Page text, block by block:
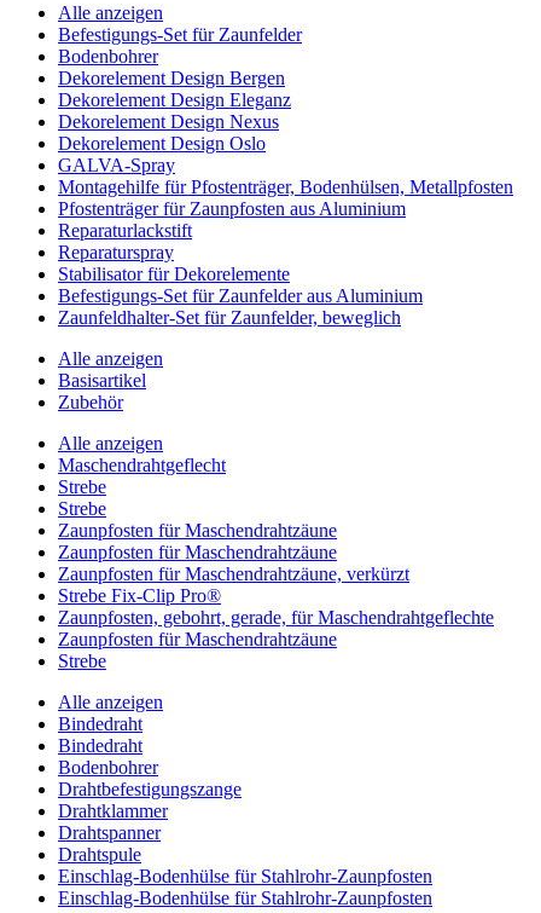
Alle anzeigen
Befestigungs-Set für Zaunfelder
Bodenbohrer
Dekorelement Design Bergen
Dekorelement Design Eleganz
Dekorelement Design Nexus
Dekorelement Design Oslo
GALVA-Spray
Montagehilfe für Pfostenträger, Bodenhülsen, Metallpfosten
Pfostenträger für Zaunpfosten aus Aluminium
Reparaturlackstift
Reparaturspray
Stabilisator für Dekorelemente
Befestigungs-Set für Zaunfelder aus Aluminium
Zaunfeldhalter-Set für Zaunfelder, beweglich
Alle anzeigen
Basisartikel
Zubehör
Alle anzeigen
Maschendrahtgeflecht
Strebe
Strebe
Zaunpfosten für Maschendrahtzäune
Zaunpfosten für Maschendrahtzäune
Zaunpfosten für Maschendrahtzäune, verkürzt
Strebe Fix-Clip Pro®
Zaunpfosten, gebohrt, gerade, für Maschendrahtgeflechte
Zaunpfosten für Maschendrahtzäune
Strebe
Alle anzeigen
Bindedraht
Bindedraht
Bodenbohrer
Drahtbefestigungszange
Drahtklammer
Drahtspanner
Drahtspule
Einschlag-Bodenhülse für Stahlrohr-Zaunpfosten
Einschlag-Bodenhülse für Stahlrohr-Zaunpfosten